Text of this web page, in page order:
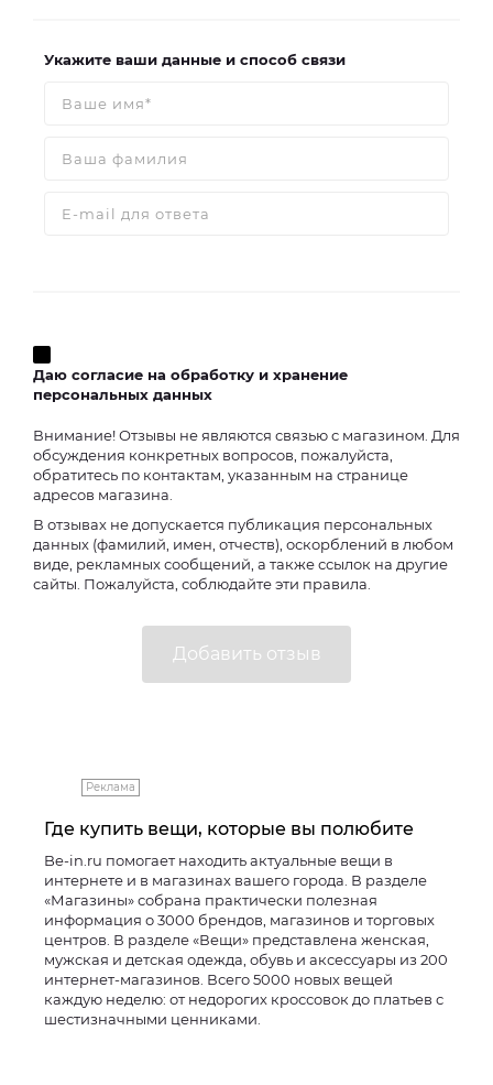
Укажите ваши данные и способ связи
Даю согласие на обработку и хранение
персональных данных
Внимание! Отзывы не являются связью с магазином. Для
обсуждения конкретных вопросов, пожалуйста,
обратитесь по контактам, указанным на странице
адресов магазина.
В отзывах не допускается публикация персональных
данных (фамилий, имен, отчеств), оскорблений в любом
виде, рекламных сообщений, а также ссылок на другие
сайты. Пожалуйста, соблюдайте эти правила.
Реклама
Где купить вещи, которые вы полюбите
Be-in.ru помогает находить актуальные вещи в
интернете и в магазинах вашего города. В разделе
«Магазины» собрана практически полезная
информация о 3000 брендов, магазинов и торговых
центров. В разделе «Вещи» представлена женская,
мужская и детская одежда, обувь и аксессуары из 200
интернет-магазинов. Всего 5000 новых вещей
каждую неделю: от недорогих кроссовок до платьев с
шестизначными ценниками.